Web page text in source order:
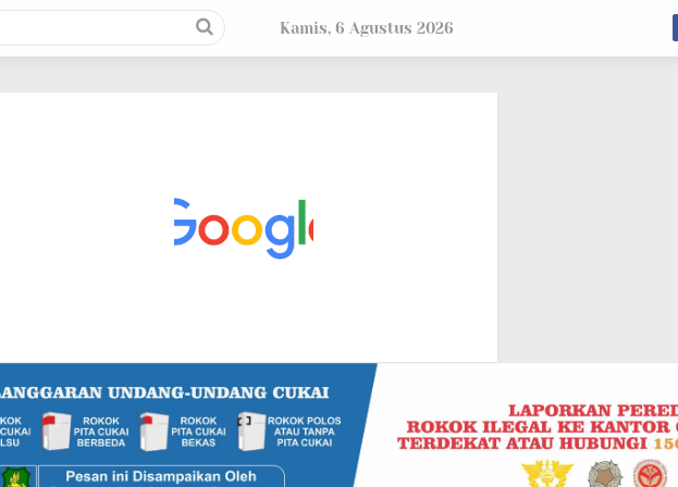
Kamis, 6 Agustus 2026